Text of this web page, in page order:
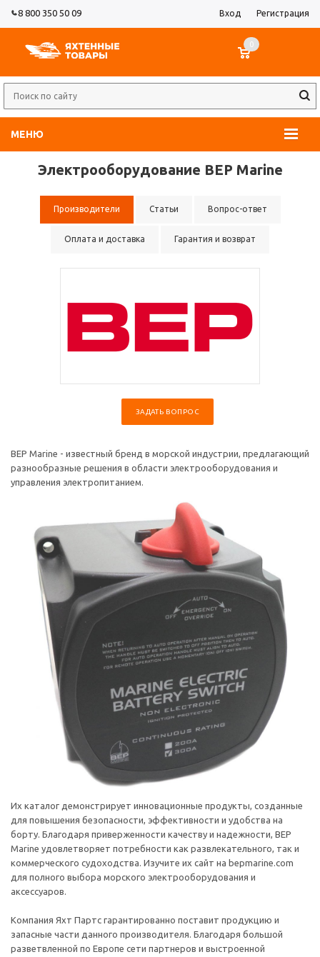
8 800 350 50 09 Вход Регистрация
МЕНЮ
0
Электрооборудование BEP Marine
Производители Статьи Вопрос-ответ
Оплата и доставка Гарантия и возврат
ЗАДАТЬ ВОПРОС
BEP Marine - известный бренд в морской индустрии, предлагающий
разнообразные решения в области электрооборудования и
управления электропитанием.
Их каталог демонстрирует инновационные продукты, созданные
для повышения безопасности, эффективности и удобства на
борту. Благодаря приверженности качеству и надежности, BEP
Marine удовлетворяет потребности как развлекательного, так и
коммерческого судоходства. Изучите их сайт на bepmarine.com
для полного выбора морского электрооборудования и
аксессуаров.
Компания Яхт Партс гарантированно поставит продукцию и
запасные части данного производителя. Благодаря большой
разветвленной по Европе сети партнеров и выстроенной